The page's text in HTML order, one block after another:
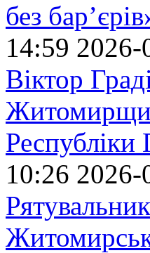
без
14:59 2026-
Віктор
10:26 2026-